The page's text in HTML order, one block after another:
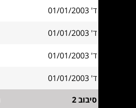
ד' 01/01/2003
ד' 01/01/2003
ד' 01/01/2003
ד' 01/01/2003
סיבוב 2